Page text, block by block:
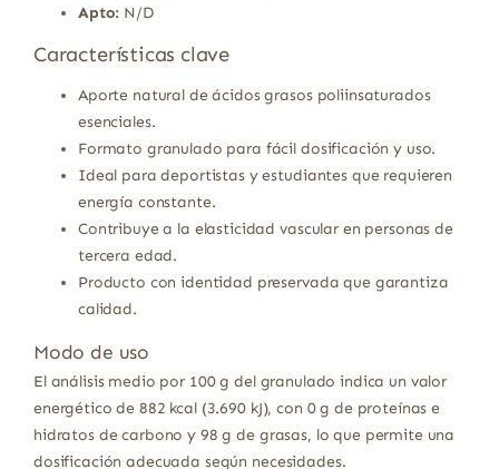
Apto: N/D
Características clave
Aporte natural de ácidos grasos poliinsaturados
esenciales.
Formato granulado para fácil dosificación y uso.
Ideal para deportistas y estudiantes que requieren
energía constante.
Contribuye a la elasticidad vascular en personas de
tercera edad.
Producto con identidad preservada que garantiza
calidad.
Modo de uso
El análisis medio por 100 g del granulado indica un valor
energético de 882 kcal (3.690 kJ), con 0 g de proteínas e
hidratos de carbono y 98 g de grasas, lo que permite una
dosificación adecuada según necesidades.